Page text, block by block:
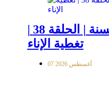
الإعجاز فى السنة | الحلقة 38 |
تغطية الإناء
07 أغسطس 2026